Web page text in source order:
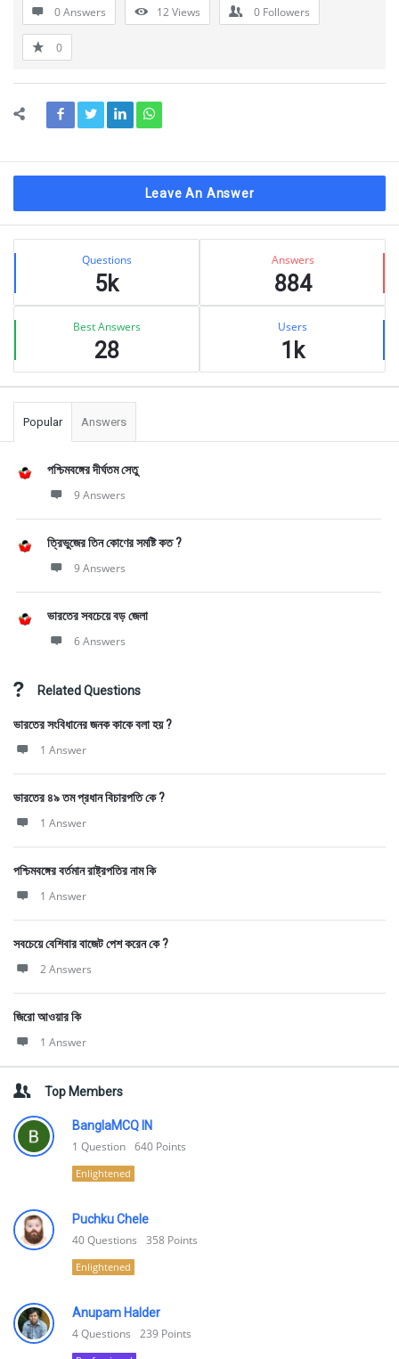
0 Answers 12Views 0 Followers
0
Leave An Answer
Sidebar
Stats Questions
5k
Answers
884
Best Answers
28
Users
1k
Popular Answers
পশ্চিমবঙ্গের দীর্ঘতম সেতু
9 Answers
ত্রিভুজের তিন কোণের সমষ্টি কত ?
9 Answers
ভারতের সবচেয়ে বড় জেলা
6 Answers
Related Questions
ভারতের সংবিধানের জনক কাকে বলা হয় ?
1 Answer
ভারতের ৪৯ তম প্রধান বিচারপতি কে ?
1 Answer
পশ্চিমবঙ্গের বর্তমান রাষ্ট্রপতির নাম কি
1 Answer
সবচেয়ে বেশিবার বাজেট পেশ করেন কে ?
2 Answers
জিরো আওয়ার কি
1 Answer
Top Members
BanglaMCQ IN
1 Question 640 Points
Enlightened
Puchku Chele
40Questions 358 Points
Enlightened
Anupam Halder
4Questions 239 Points